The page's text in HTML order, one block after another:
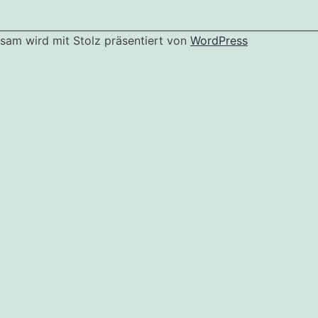
deine biometrischen Passbilder gleich mitnehmen.
sam wird mit Stolz präsentiert von WordPress